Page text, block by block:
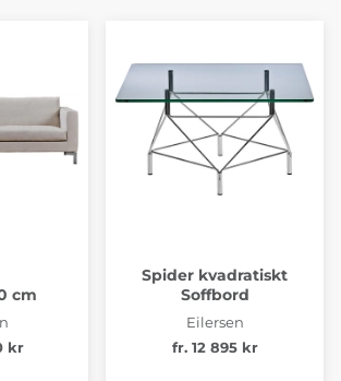
cm
kr
Spider kvadratiskt
Soffbord
Eilersen
fr. 12 895 kr